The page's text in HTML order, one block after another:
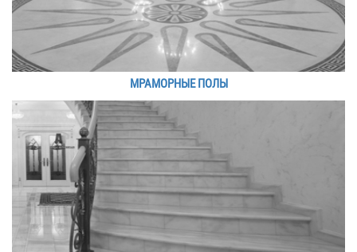
МРАМОРНЫЕ ПОЛЫ